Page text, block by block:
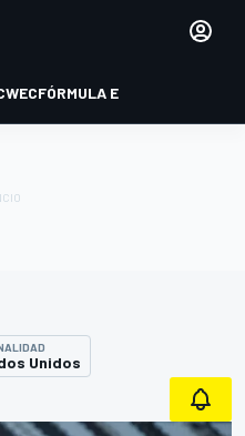
WECFÓRMULA E
Unidos